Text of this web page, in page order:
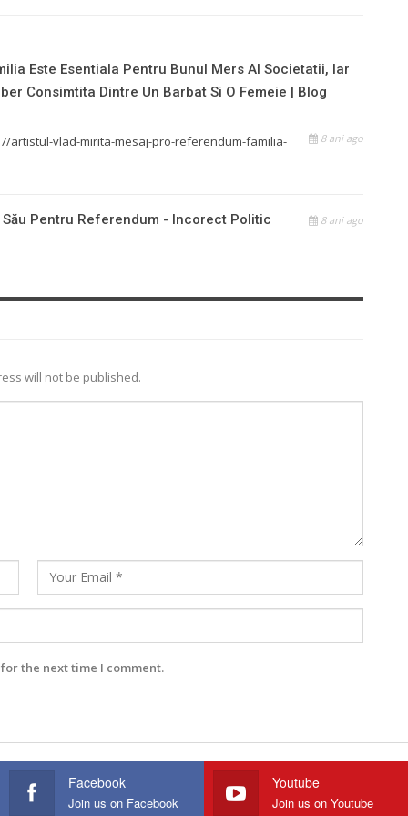
Este Esentiala Pentru Bunul Mers Al Societatii, Iar
Consimtita Dintre Un Barbat Si O Femeie | Blog
8 ani ago
artistul-vlad-mirita-mesaj-pro-referendum-familia-
Său Pentru Referendum - Incorect Politic 8 ani ago
will not be published.
the next time I comment.
Facebook
Join us on Facebook
Youtube
Join us on Youtube